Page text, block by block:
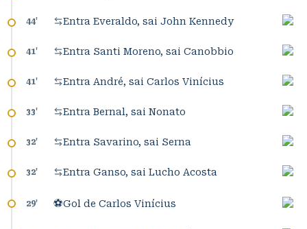
44' Entra Everaldo, sai John Kennedy
41' Entra Santi Moreno, sai Canobbio
41' Entra André, sai Carlos Vinícius
33' Entra Bernal, sai Nonato
32' Entra Savarino, sai Serna
32' Entra Ganso, sai Lucho Acosta
29' ⚽Gol de Carlos Vinícius